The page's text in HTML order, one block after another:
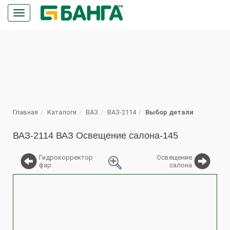
Кнопка
меню
Главная Каталоги ВАЗ ВАЗ-2114 Выбор детали
ВАЗ-2114 ВАЗ Освещение салона-145
Гидрокорректор
фар
Освещение
салона